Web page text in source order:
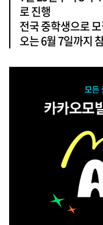
로 진행
전국 중학생으로
오는 6월 7일까지